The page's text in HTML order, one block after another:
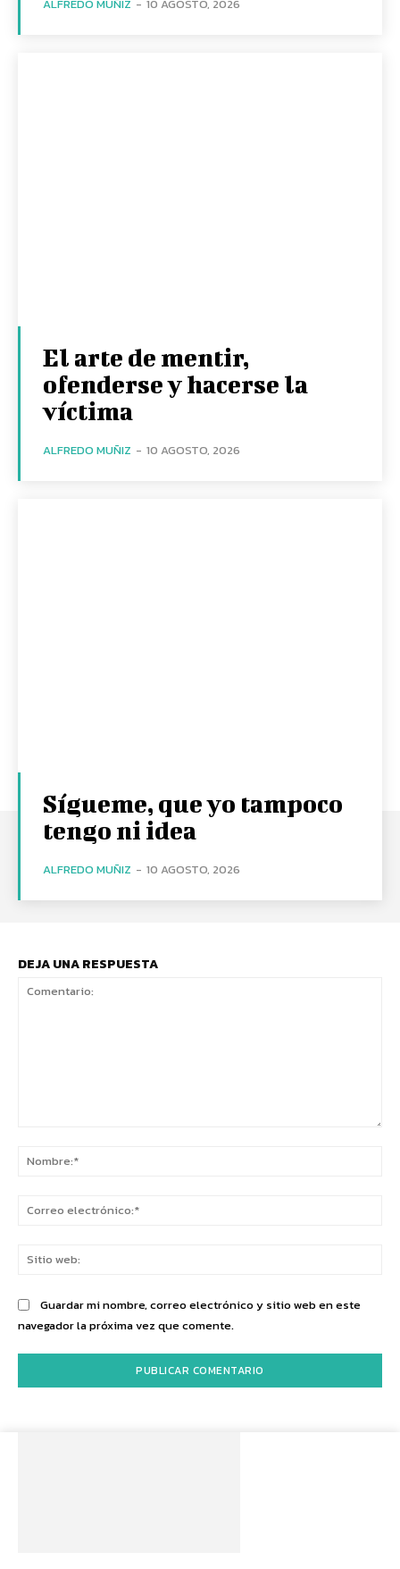
ALFREDO MUÑIZ - 10 AGOSTO, 2026
El arte de mentir,
ofenderse y hacerse la
víctima
ALFREDO MUÑIZ - 10 AGOSTO, 2026
Sígueme, que yo tampoco
tengo ni idea
ALFREDO MUÑIZ - 10 AGOSTO, 2026
DEJA UNA RESPUESTA
Guardar mi nombre, correo electrónico y sitio web en este
navegador la próxima vez que comente.